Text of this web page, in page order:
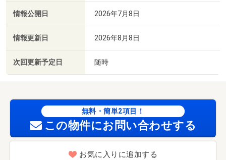
情報公開日 2026年7月8日
情報更新日 2026年8月8日
次回更新予定日 随時
無料・簡単2項目！
この物件にお問い合わせする
お気に入りに追加する